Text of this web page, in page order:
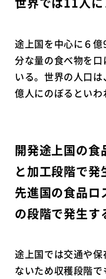
途上国を中心に６
分な量の食べ物を
いる。世界の人口
億人にのぼるといわ
開発途上国の食
と加工段階で発
先進国の食品ロ
の段階で発生す
途上国では交通や
ないため収穫段階